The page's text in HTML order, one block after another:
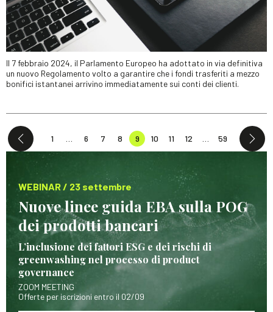
Il 7 febbraio 2024, il Parlamento Europeo ha adottato in via definitiva
un nuovo Regolamento volto a garantire che i fondi trasferiti a mezzo
bonifici istantanei arrivino immediatamente sui conti dei clienti.
1 6 7 8 9 10 11 12 59
WEBINAR / 23 settembre
Nuove linee guida EBA sulla POG
dei prodotti bancari
L’inclusione dei fattori ESG e dei rischi di
greenwashing nel processo di product
governance
ZOOM MEETING
Offerte per iscrizioni entro il 02/09